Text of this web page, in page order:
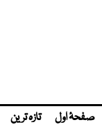
صفحۂ اول تازہ ترین